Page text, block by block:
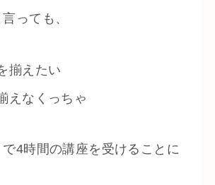
っても、
揃えたい
えなくっちゃ
で4時間の講座を受けることに